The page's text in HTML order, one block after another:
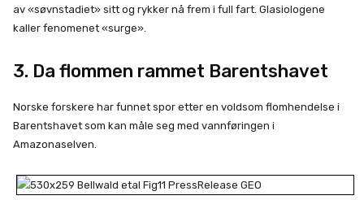
av «søvnstadiet» sitt og rykker nå frem i full fart. Glasiologene
kaller fenomenet «surge».
3. Da flommen rammet Barentshavet
Norske forskere har funnet spor etter en voldsom flomhendelse i
Barentshavet som kan måle seg med vannføringen i
Amazonaselven.